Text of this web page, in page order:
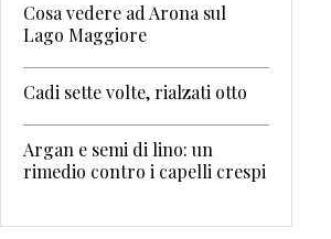
Cosa vedere ad Arona sul
Lago Maggiore
Cadi sette volte, rialzati otto
Argan e semi di lino: un
rimedio contro i capelli crespi